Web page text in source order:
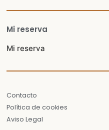
Mi reserva
Mi reserva
Contacto
Política de cookies
Aviso Legal